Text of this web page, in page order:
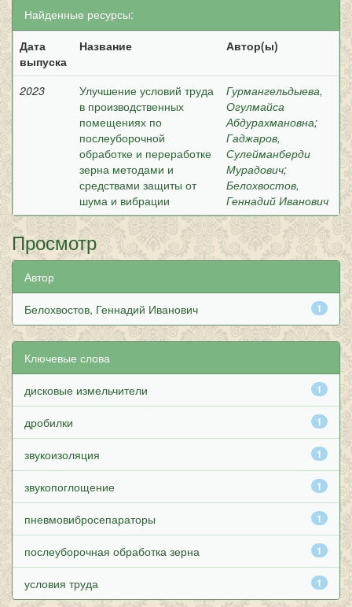
Найденные ресурсы:
Дата
выпуска
Название Автор(ы)
2023
Улучшение условий труда
в производственных
помещениях по
послеуборочной
обработке и переработке
зерна методами и
средствами защиты от
шума и вибрации
Гурмангельдыева,
Огулмайса
Абдурахмановна;
Гаджаров,
Сулейманберди
Мурадович;
Белохвостов,
Геннадий Иванович
Просмотр
Автор
1
Белохвостов, Геннадий Иванович
Ключевые слова
1
дисковые измельчители
1
дробилки
1
звукоизоляция
1
звукопоглощение
1
пневмовибросепараторы
1
послеуборочная обработка зерна
1
условия труда